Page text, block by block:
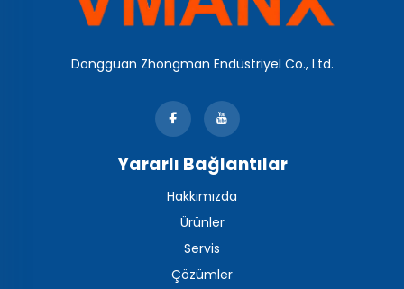
Dongguan Zhongman Endüstriyel Co., Ltd.
Yararlı Bağlantılar
Hakkımızda
Ürünler
Servis
Çözümler